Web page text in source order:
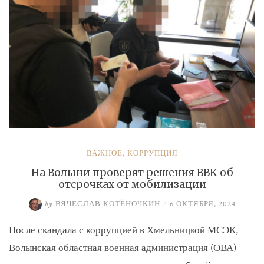
ВАЖНОЕ, КОРРУПЦИЯ
На Волыни проверят решения ВВК об
отсрочках от мобилизации
by ВЯЧЕСЛАВ КОТЁНОЧКИН / 6 ОКТЯБРЯ, 2024
После скандала с коррупцией в Хмельницкой МСЭК,
Волынская областная военная администрация (ОВА)